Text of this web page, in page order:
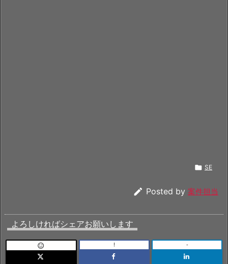
 SE
 Posted by 案件担当
よろしければシェアお願いします
 ! -